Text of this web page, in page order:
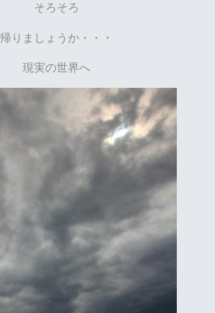
そろそろ
帰りましょうか・・・
現実の世界へ